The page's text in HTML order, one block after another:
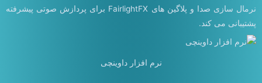
نرمال سازی صدا و پلاگین های FairlightFX برای پردازش صوتی پیشرفته
پشتیبانی می کند.
نرم افزار داوینچی